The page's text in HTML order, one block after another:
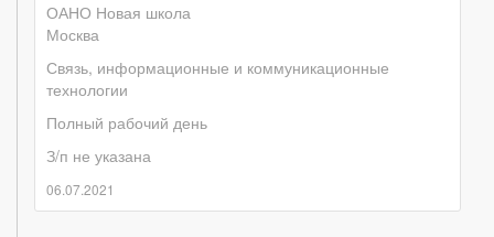
ОАНО Новая школа
Москва
Связь, информационные и коммуникационные
технологии
Полный рабочий день
З/п не указана
06.07.2021